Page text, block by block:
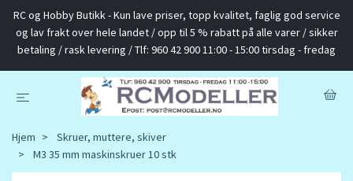
RC og Hobby Butikk - Kun lave priser, topp kvalitet, faglig god service
og lav frakt over hele landet / opp til 5 % rabatt på alle varer / sikker
betaling / rask levering / Tlf: 960 42 900 11:00 - 15:00 tirsdag - fredag
Hjem
Skruer, muttere, skiver
M3 35 mm maskinskruer 10 stk